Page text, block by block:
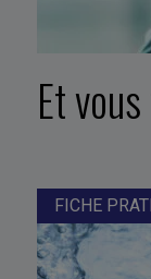
Et
FICHE